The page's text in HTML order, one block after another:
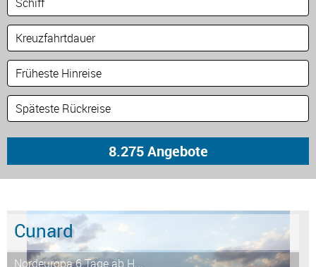
Cunard
Nordeuropa 6 Tage ab H...